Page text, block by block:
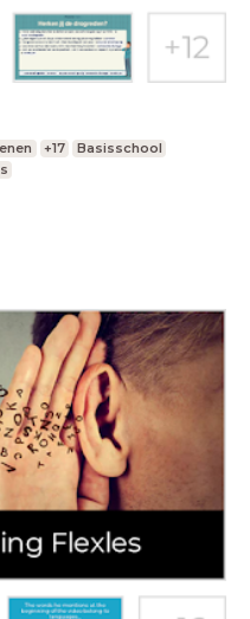
+17
Basisschool